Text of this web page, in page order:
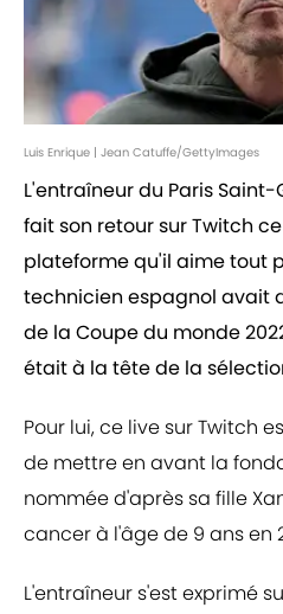
Luis Enrique | Jean Catuffe/GettyImages
L'entraîneur du Paris Saint-
fait son retour sur Twitch
plateforme qu'il aime tout
technicien espagnol avait
de la Coupe du monde
était à la tête de la
Pour lui, ce live sur Twitch
de mettre en avant la
nommée d'après sa fille
cancer à l'âge de 9 ans en
L'entraîneur s'est exprimé